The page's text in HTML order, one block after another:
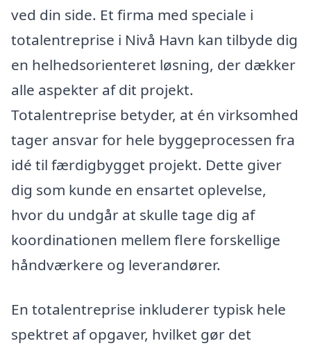
ved din side. Et firma med speciale i
totalentreprise i Nivå Havn kan tilbyde dig
en helhedsorienteret løsning, der dækker
alle aspekter af dit projekt.
Totalentreprise betyder, at én virksomhed
tager ansvar for hele byggeprocessen fra
idé til færdigbygget projekt. Dette giver
dig som kunde en ensartet oplevelse,
hvor du undgår at skulle tage dig af
koordinationen mellem flere forskellige
håndværkere og leverandører.
En totalentreprise inkluderer typisk hele
spektret af opgaver, hvilket gør det